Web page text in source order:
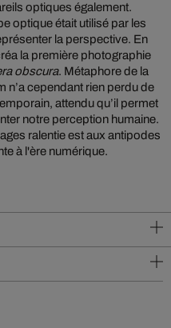
optiques également.
optique était utilisé par les
la perspective. En
la première photographie
obscura. Métaphore de la
n’a cependant rien perdu de
attendu qu’il permet
notre perception humaine.
ralentie est aux antipodes
à l'ère numérique.